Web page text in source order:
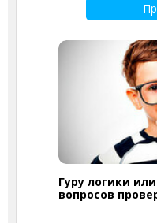
Гуру логики
вопросов